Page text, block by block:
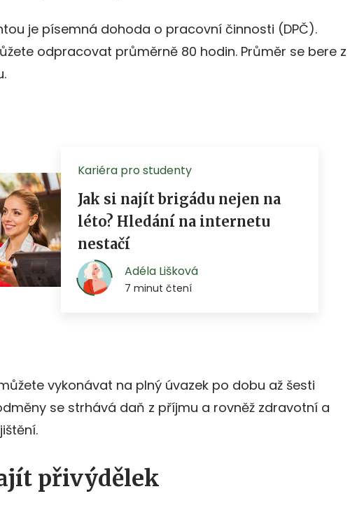
je písemná dohoda o pracovní činnosti (DPČ).
odpracovat průměrně 80 hodin. Průměr se bere z
vykonávat na plný úvazek po dobu až šesti
se strhává daň z příjmu a rovněž zdravotní a
přivýdělek